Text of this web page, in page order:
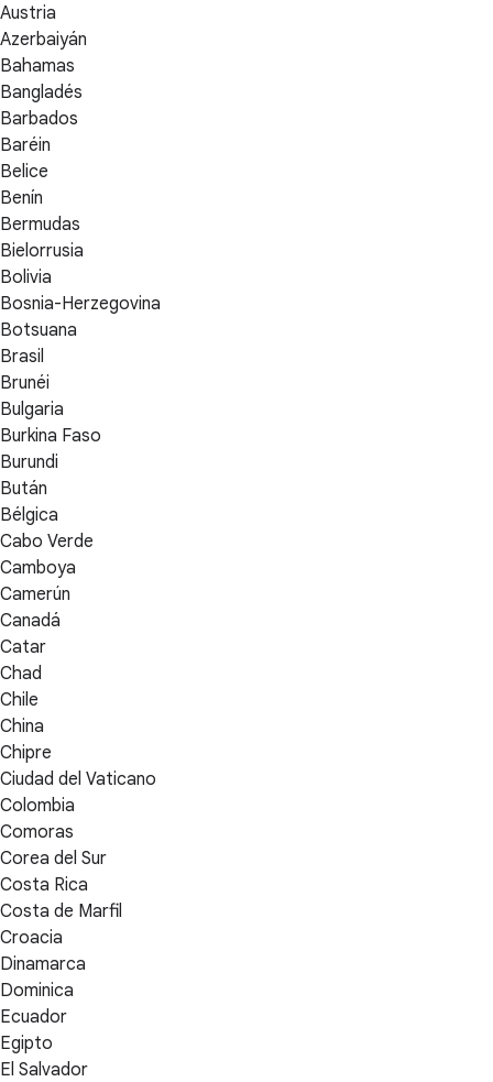
Austria
Azerbaiyán
Bahamas
Bangladés
Barbados
Baréin
Belice
Benín
Bermudas
Bielorrusia
Bolivia
Bosnia-Herzegovina
Botsuana
Brasil
Brunéi
Bulgaria
Burkina Faso
Burundi
Bután
Bélgica
Cabo Verde
Camboya
Camerún
Canadá
Catar
Chad
Chile
China
Chipre
Ciudad del Vaticano
Colombia
Comoras
Corea del Sur
Costa Rica
Costa de Marfil
Croacia
Dinamarca
Dominica
Ecuador
Egipto
El Salvador